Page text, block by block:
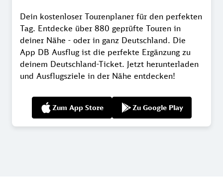
Dein kostenloser Tourenplaner für den perfekten
Tag. Entdecke über 880 geprüfte Touren in
deiner Nähe - oder in ganz Deutschland. Die
App DB Ausflug ist die perfekte Ergänzung zu
deinem Deutschland-Ticket. Jetzt herunterladen
und Ausflugsziele in der Nähe entdecken!
Zum App Store Zu Google Play